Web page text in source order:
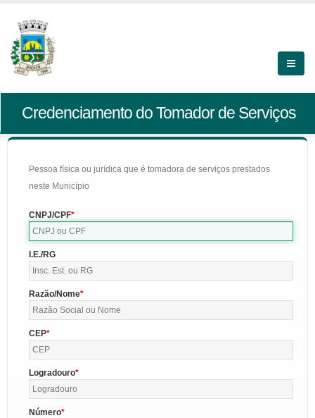
Credenciamento do Tomador de Serviços
Pessoa física ou jurídica que é tomadora de serviços prestados
neste Município
CNPJ/CPF
I.E./RG
Razão/Nome
CEP
Logradouro
Número